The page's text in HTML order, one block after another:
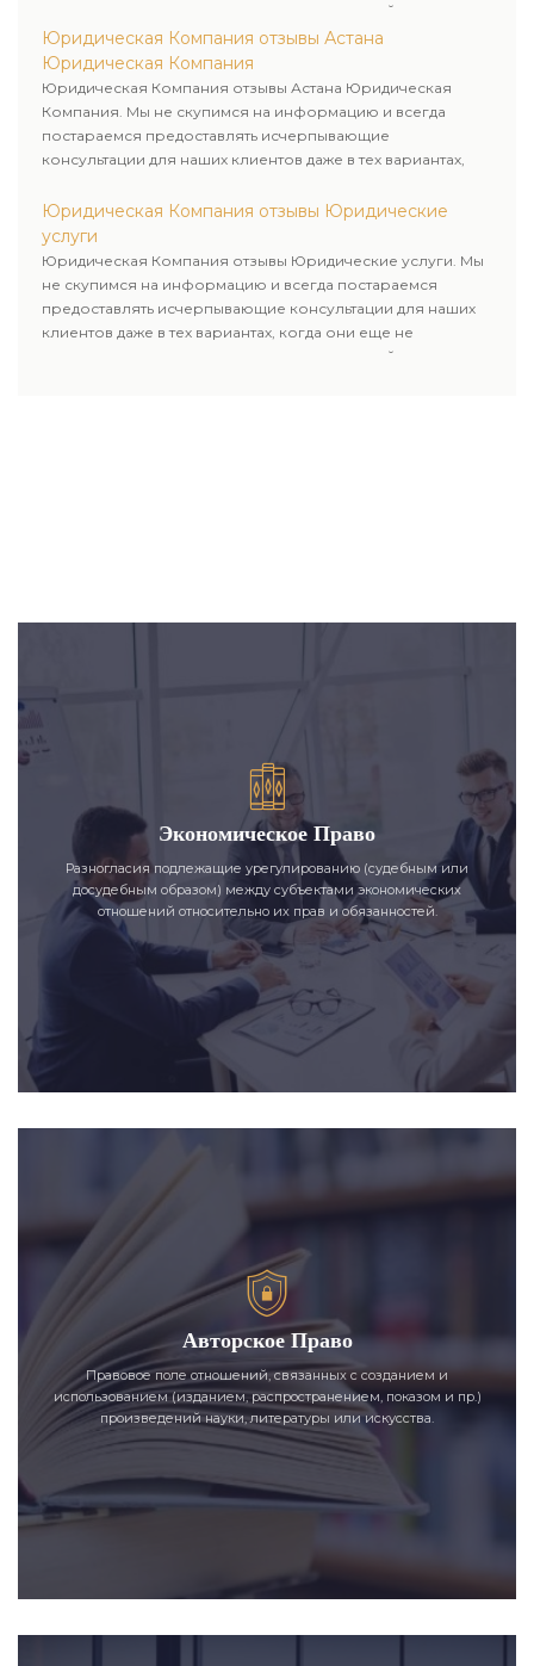
пользовались юридическими услугами нашей компании.
Юридическая Компания отзывы Астана
Юридическая Компания
Юридическая Компания отзывы Астана Юридическая
Компания. Мы не скупимся на информацию и всегда
постараемся предоставлять исчерпывающие
консультации для наших клиентов даже в тех вариантах,
нашей компании.
Юридическая Компания отзывы Юридические
услуги
Юридическая Компания отзывы Юридические услуги. Мы
не скупимся на информацию и всегда постараемся
предоставлять исчерпывающие консультации для наших
клиентов даже в тех вариантах, когда они еще не
пользовались юридическими услугами нашей компании.
Экономическое Право
Разногласия подлежащие урегулированию (судебным или
досудебным образом) между субъектами экономических
отношений относительно их прав и обязанностей.
Авторское Право
Правовое поле отношений, связанных с созданием и
использованием (изданием, распространением, показом и пр.)
произведений науки, литературы или искусства.